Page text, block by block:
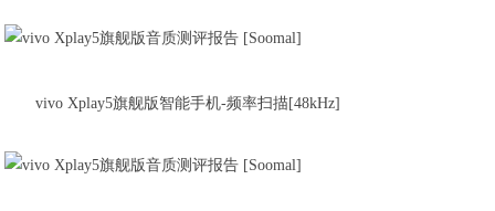
vivo Xplay5旗舰版智能手机-频率扫描[48kHz]